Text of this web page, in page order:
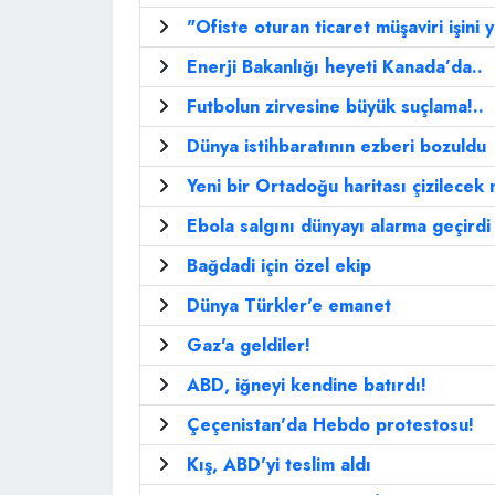
"Ofiste oturan ticaret müşaviri işini
Enerji Bakanlığı heyeti Kanada’da..
Futbolun zirvesine büyük suçlama!..
Dünya istihbaratının ezberi bozuldu
Yeni bir Ortadoğu haritası çizilecek
Ebola salgını dünyayı alarma geçirdi
Bağdadi için özel ekip
Dünya Türkler'e emanet
Gaz'a geldiler!
ABD, iğneyi kendine batırdı!
Çeçenistan'da Hebdo protestosu!
Kış, ABD'yi teslim aldı